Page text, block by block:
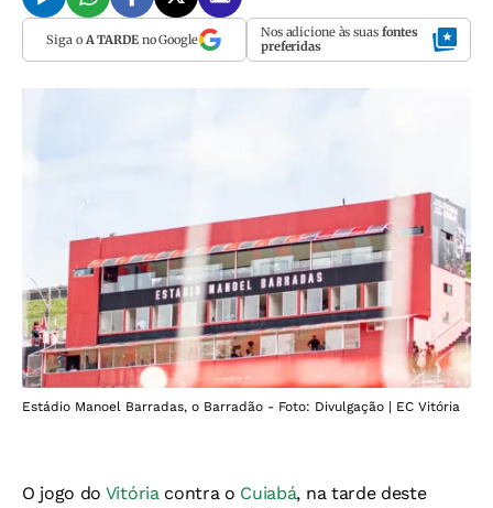
Siga o A TARDEno Google Nos adicione às suas fontes
preferidas
Estádio Manoel Barradas, o Barradão - Foto: Divulgação | EC Vitória
O jogo do Vitóriacontra o Cuiabá, na tarde deste